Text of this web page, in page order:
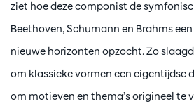
ziet hoe deze componist de
Beethoven, Schumann en Brahms
nieuwe horizonten opzocht. Zo
om klassieke vormen een eigentijdse
om motieven en thema’s origineel te